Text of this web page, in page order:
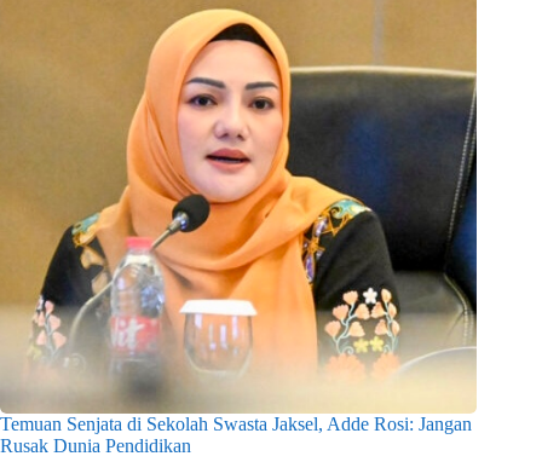
Temuan Senjata di Sekolah Swasta Jaksel, Adde Rosi: Jangan
Rusak Dunia Pendidikan